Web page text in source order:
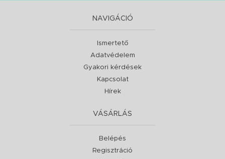
NAVIGÁCIÓ
Ismertető
Adatvédelem
Gyakori kérdések
Kapcsolat
Hírek
VÁSÁRLÁS
Belépés
Regisztráció